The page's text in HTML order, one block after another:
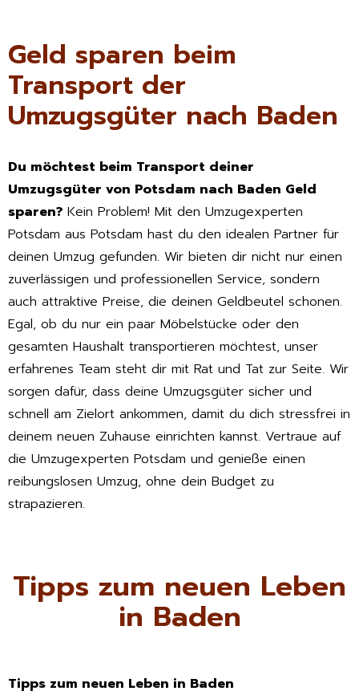
Geld sparen beim
Transport der
Umzugsgüter nach Baden
Du möchtest beim Transport deiner
Umzugsgüter von Potsdam nach Baden Geld
sparen? Kein Problem! Mit den Umzugexperten
Potsdam aus Potsdam hast du den idealen Partner für
deinen Umzug gefunden. Wir bieten dir nicht nur einen
zuverlässigen und professionellen Service, sondern
auch attraktive Preise, die deinen Geldbeutel schonen.
Egal, ob du nur ein paar Möbelstücke oder den
gesamten Haushalt transportieren möchtest, unser
erfahrenes Team steht dir mit Rat und Tat zur Seite. Wir
sorgen dafür, dass deine Umzugsgüter sicher und
schnell am Zielort ankommen, damit du dich stressfrei in
deinem neuen Zuhause einrichten kannst. Vertraue auf
die Umzugexperten Potsdam und genieße einen
reibungslosen Umzug, ohne dein Budget zu
strapazieren.
Tipps zum neuen Leben
in Baden
Tipps zum neuen Leben in Baden